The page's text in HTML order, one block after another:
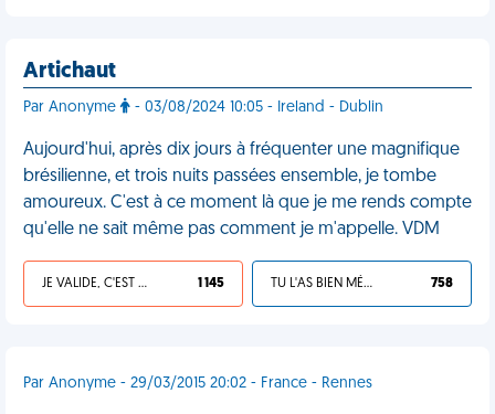
Artichaut
Par Anonyme - 03/08/2024 10:05 - Ireland - Dublin
Aujourd'hui, après dix jours à fréquenter une magnifique
brésilienne, et trois nuits passées ensemble, je tombe
amoureux. C'est à ce moment là que je me rends compte
qu'elle ne sait même pas comment je m'appelle. VDM
JE VALIDE, C'EST UNE VDM 1 145 TU L'AS BIEN MÉRITÉ 758
Par Anonyme - 29/03/2015 20:02 - France - Rennes